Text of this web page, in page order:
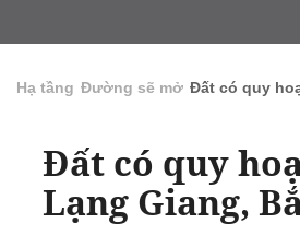
Hạ tầng Đường sẽ mở Đất có quy
Đất có quy
Lạng Giang,